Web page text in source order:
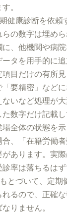
。
健康診断を依頼
の数字は埋め
、他機関や病
タを用手的に
目だけの有所
要精密」など
いなど処理が大
数字だけ記載
場全体の状態を
合、「在籍労働
あります。実
率は落ちるはず
とづいて、定期
るので、正確
りません。